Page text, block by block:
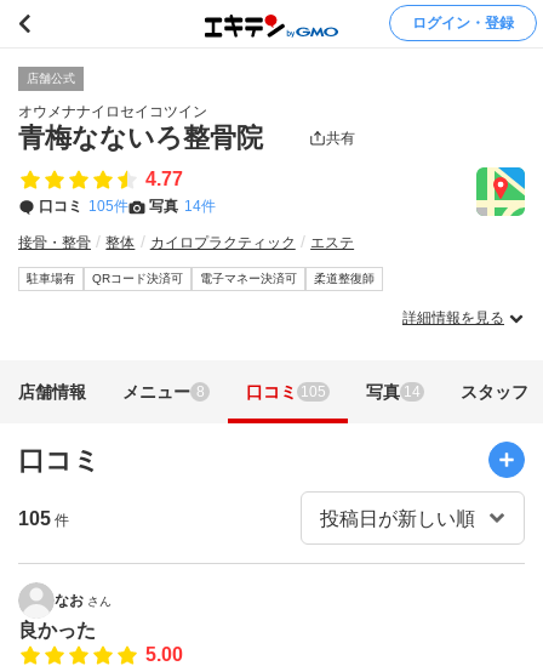
ログイン・登録
店舗公式
オウメナナイロセイコツイン
青梅なないろ整骨院 共有
4.77
口コミ 105件 写真 14件
接骨・整骨 整体 カイロプラクティック エステ
駐車場有 QRコード決済可 電子マネー決済可 柔道整復師
詳細情報を見る
店舗情報 メニュー 8 口コミ 105 写真 14 スタッフ
口コミ
105 件
なお さん
良かった
5.00